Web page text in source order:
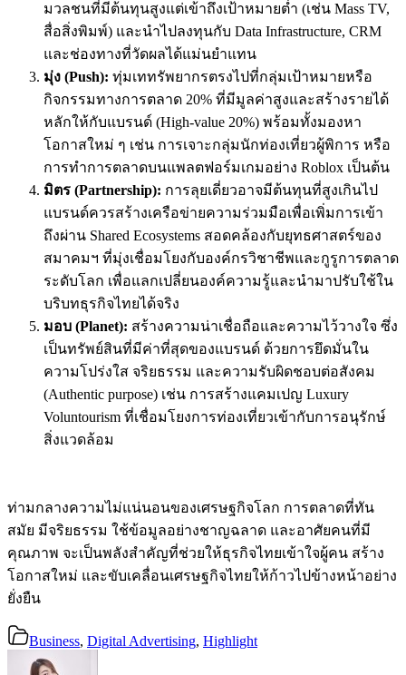
มวลชนที่มีต้นทุนสูงแต่เข้าถึงเป้าหมายต่ำ (เช่น Mass TV,
สื่อสิ่งพิมพ์) และนำไปลงทุนกับ Data Infrastructure, CRM
และช่องทางที่วัดผลได้แม่นยำแทน
มุ่ง (Push): ทุ่มเททรัพยากรตรงไปที่กลุ่มเป้าหมายหรือ
กิจกรรมทางการตลาด 20% ที่มีมูลค่าสูงและสร้างรายได้
หลักให้กับแบรนด์ (High-value 20%) พร้อมทั้งมองหา
โอกาสใหม่ ๆ เช่น การเจาะกลุ่มนักท่องเที่ยวผู้พิการ หรือ
การทำการตลาดบนแพลตฟอร์มเกมอย่าง Roblox เป็นต้น
มิตร (Partnership): การลุยเดี่ยวอาจมีต้นทุนที่สูงเกินไป
แบรนด์ควรสร้างเครือข่ายความร่วมมือเพื่อเพิ่มการเข้า
ถึงผ่าน Shared Ecosystems สอดคล้องกับยุทธศาสตร์ของ
สมาคมฯ ที่มุ่งเชื่อมโยงกับองค์กรวิชาชีพและกูรูการตลาด
ระดับโลก เพื่อแลกเปลี่ยนองค์ความรู้และนำมาปรับใช้ใน
บริบทธุรกิจไทยได้จริง
มอบ (Planet): สร้างความน่าเชื่อถือและความไว้วางใจ ซึ่ง
เป็นทรัพย์สินที่มีค่าที่สุดของแบรนด์ ด้วยการยึดมั่นใน
ความโปร่งใส จริยธรรม และความรับผิดชอบต่อสังคม
(Authentic purpose) เช่น การสร้างแคมเปญ Luxury
Voluntourism ที่เชื่อมโยงการท่องเที่ยวเข้ากับการอนุรักษ์
สิ่งแวดล้อม
ท่ามกลางความไม่แน่นอนของเศรษฐกิจโลก การตลาดที่ทัน
สมัย มีจริยธรรม ใช้ข้อมูลอย่างชาญฉลาด และอาศัยคนที่มี
คุณภาพ จะเป็นพลังสำคัญที่ช่วยให้ธุรกิจไทยเข้าใจผู้คน สร้าง
โอกาสใหม่ และขับเคลื่อนเศรษฐกิจไทยให้ก้าวไปข้างหน้าอย่าง
ยั่งยืน
Business, Digital Advertising, Highlight